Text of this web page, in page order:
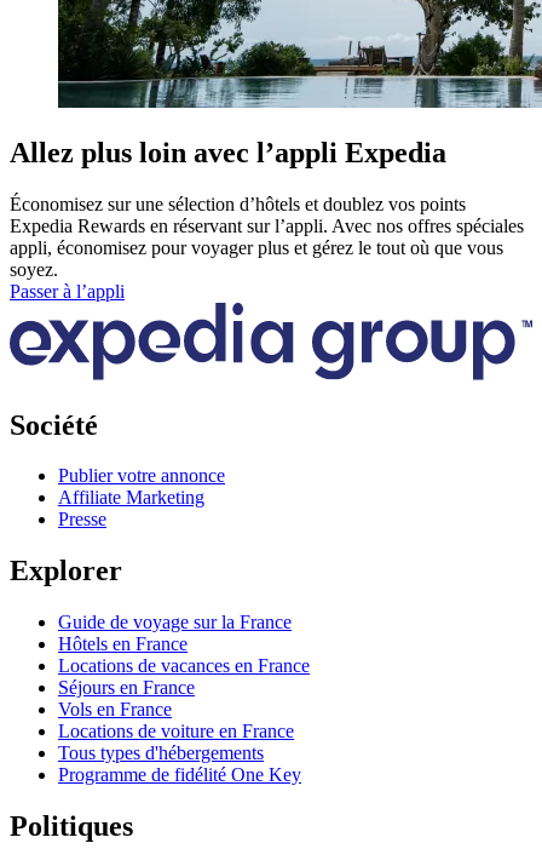
Allez plus loin avec l’appli Expedia
Économisez sur une sélection d’hôtels et doublez vos points
Expedia Rewards en réservant sur l’appli. Avec nos offres spéciales
appli, économisez pour voyager plus et gérez le tout où que vous
soyez.
Passer à l’appli
Société
Publier votre annonce
Affiliate Marketing
Presse
Explorer
Guide de voyage sur la France
Hôtels en France
Locations de vacances en France
Séjours en France
Vols en France
Locations de voiture en France
Tous types d'hébergements
Programme de fidélité One Key
Politiques